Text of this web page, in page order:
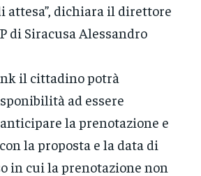
attesa”, dichiara il direttore
di Siracusa Alessandro
il cittadino potrà
ad essere
la prenotazione e
la proposta e la data di
in cui la prenotazione non